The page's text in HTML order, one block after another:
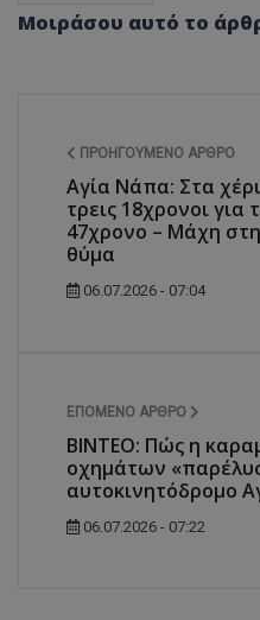
Μοιράσου αυτό το
ΠΡΟΗΓΟΎΜΕΝΟ ΆΡΘΡΟ
Αγία Νάπα: Στα
τρεις 18χρονοι για
47χρονο – Μάχη
θύμα
06.07.2026 - 07:04
ΕΠΌΜΕΝΟ ΆΡΘΡΟ
ΒΙΝΤΕΟ: Πώς η
οχημάτων
αυτοκινητόδρομο
06.07.2026 - 07:22